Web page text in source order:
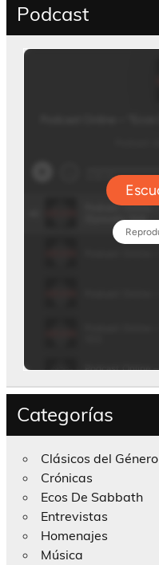
Podcast
Categorías
Clásicos del Género
Crónicas
Ecos De Sabbath
Entrevistas
Homenajes
Música